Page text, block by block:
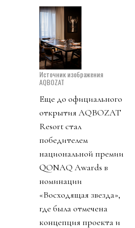
Источник изображения
AQBOZAT
Еще до официального
открытия AQBOZAT
Resort стал
победителем
национальной премии
QONAQ Awards в
номинации
«Восходящая звезда»,
где была отмечена
концепция проекта и